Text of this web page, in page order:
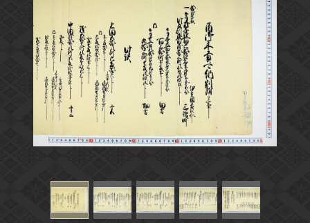
さらに詳細検索
作品一覧
カテゴリで見る
世界遺産と無形文化遺産
媒体資料・関連記事等
博物館、美術館の皆さまへ
文化庁よりご挨拶
今月のみどころ
ヘルプ
このサイトについて